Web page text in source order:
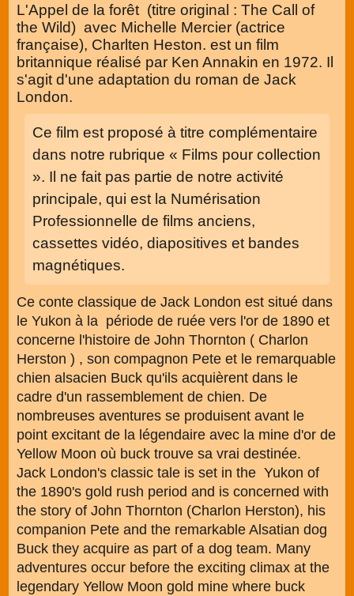
L'Appel de la forêt (titre original : The Call of
the Wild) avec Michelle Mercier (actrice
française), Charlten Heston. est un film
britannique réalisé par Ken Annakin en 1972. Il
s'agit d'une adaptation du roman de Jack
London.
Ce film est proposé à titre complémentaire
dans notre rubrique « Films pour collection
». Il ne fait pas partie de notre activité
principale, qui est la Numérisation
Professionnelle de films anciens,
cassettes vidéo, diapositives et bandes
magnétiques.
Ce conte classique de Jack London est situé dans
le Yukon à la période de ruée vers l'or de 1890 et
concerne l'histoire de John Thornton ( Charlon
Herston ) , son compagnon Pete et le remarquable
chien alsacien Buck qu'ils acquièrent dans le
cadre d'un rassemblement de chien. De
nombreuses aventures se produisent avant le
point excitant de la légendaire avec la mine d'or de
Yellow Moon où buck trouve sa vrai destinée.
Jack London's classic tale is set in the Yukon of
the 1890's gold rush period and is concerned with
the story of John Thornton (Charlon Herston), his
companion Pete and the remarkable Alsatian dog
Buck they acquire as part of a dog team. Many
adventures occur before the exciting climax at the
legendary Yellow Moon gold mine where buck